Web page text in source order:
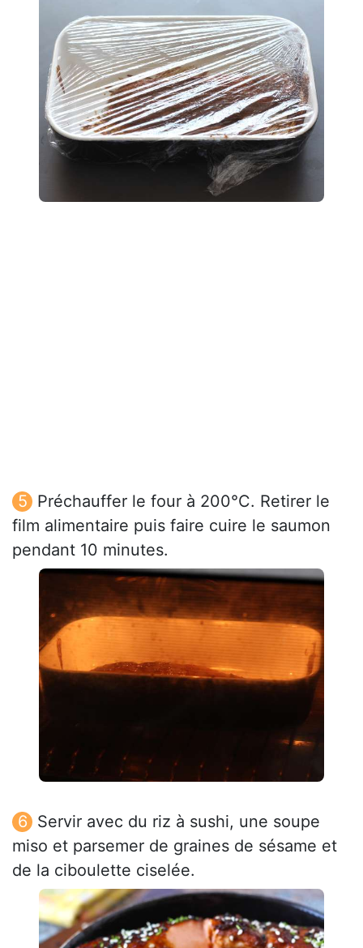
Préchauffer le four à 200°C. Retirer le
film alimentaire puis faire cuire le saumon
pendant 10 minutes.
Servir avec du riz à sushi, une soupe
miso et parsemer de graines de sésame et
de la ciboulette ciselée.